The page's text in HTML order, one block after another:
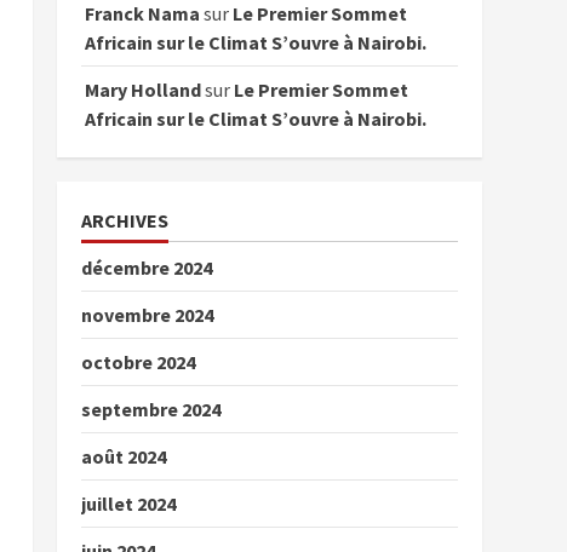
Franck Nama sur Le Premier Sommet
Africain sur le Climat S’ouvre à Nairobi.
Mary Hollandsur Le Premier Sommet
Africain sur le Climat S’ouvre à Nairobi.
ARCHIVES
décembre 2024
novembre 2024
octobre 2024
septembre 2024
août 2024
juillet 2024